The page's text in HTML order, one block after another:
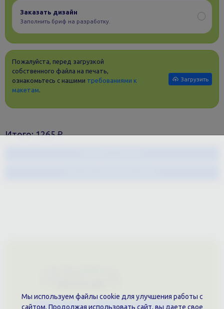
Заказать дизайн
Заполнить бриф на разработку.
Пожалуйста, перед загрузкой
собственного файла на печать,
ознакомьтесь с нашими требованиями к
макетам
Загрузить
Итого:1265₽
Каталог услуг Сувениры Магазин
Мы используем файлы cookie для улучшения работы с
сайтом. Продолжая использовать сайт, вы даете свое